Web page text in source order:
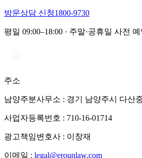
방문상담 신청1800-9730
평일 09:00–18:00 · 주말·공휴일 사전
주소
남양주분사무소 : 경기 남양주시 다산
사업자등록번호 : 710-16-01714
광고책임변호사 : 이창재
이메일 : legal@erounlaw.com